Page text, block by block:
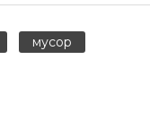
мусор